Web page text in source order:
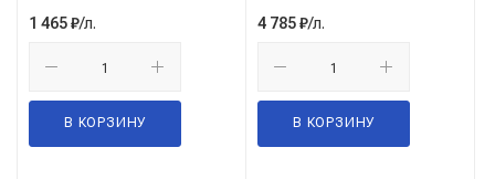
1 465₽/л.
В КОРЗИНУ
4 785₽/л.
В КОРЗИНУ